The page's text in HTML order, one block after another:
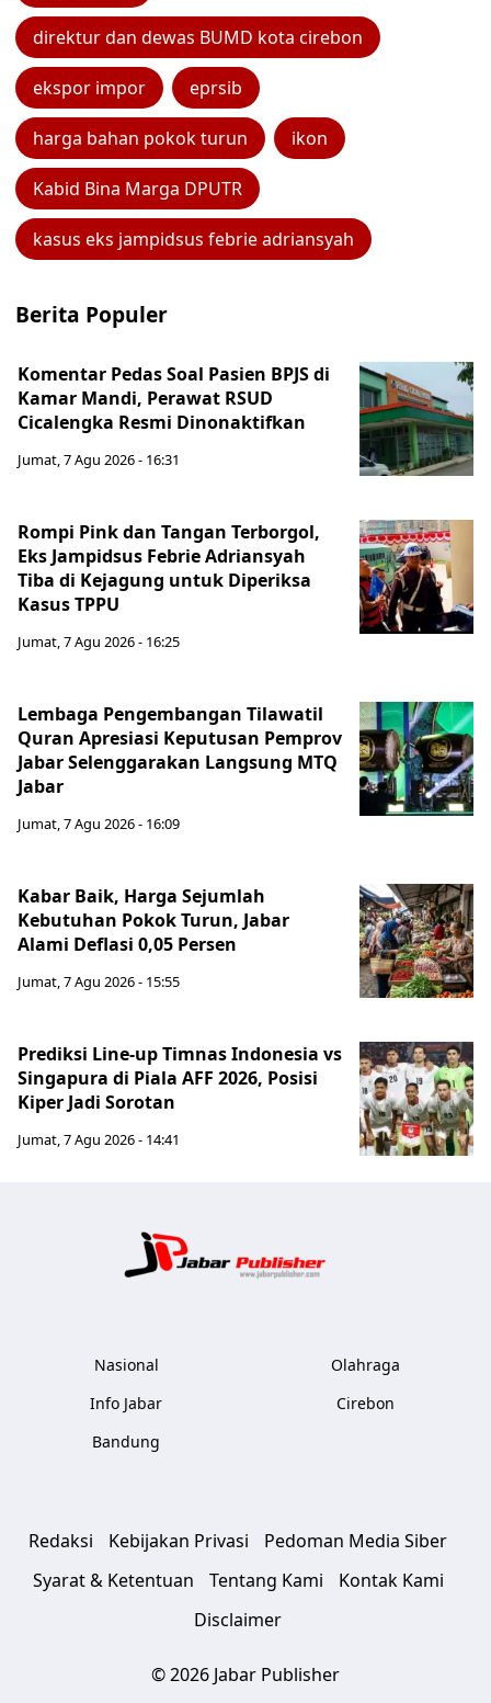
direktur dan dewas BUMD kota cirebon
ekspor impor eprsib
harga bahan pokok turun ikon
Kabid Bina Marga DPUTR
kasus eks jampidsus febrie adriansyah
Berita Populer
Komentar Pedas Soal Pasien BPJS di
Kamar Mandi, Perawat RSUD
Cicalengka Resmi Dinonaktifkan
Jumat, 7 Agu 2026 - 16:31
Rompi Pink dan Tangan Terborgol,
Eks Jampidsus Febrie Adriansyah
Tiba di Kejagung untuk Diperiksa
Kasus TPPU
Jumat, 7 Agu 2026 - 16:25
Lembaga Pengembangan Tilawatil
Quran Apresiasi Keputusan Pemprov
Jabar Selenggarakan Langsung MTQ
Jabar
Jumat, 7 Agu 2026 - 16:09
Kabar Baik, Harga Sejumlah
Kebutuhan Pokok Turun, Jabar
Alami Deflasi 0,05 Persen
Jumat, 7 Agu 2026 - 15:55
Prediksi Line-up Timnas Indonesia vs
Singapura di Piala AFF 2026, Posisi
Kiper Jadi Sorotan
Jumat, 7 Agu 2026 - 14:41
Nasional
Info Jabar
Bandung
Olahraga
Cirebon
Redaksi Kebijakan Privasi
Pedoman Media Siber
Syarat & Ketentuan
Tentang Kami
Kontak Kami
Disclaimer
© 2026 Jabar Publisher